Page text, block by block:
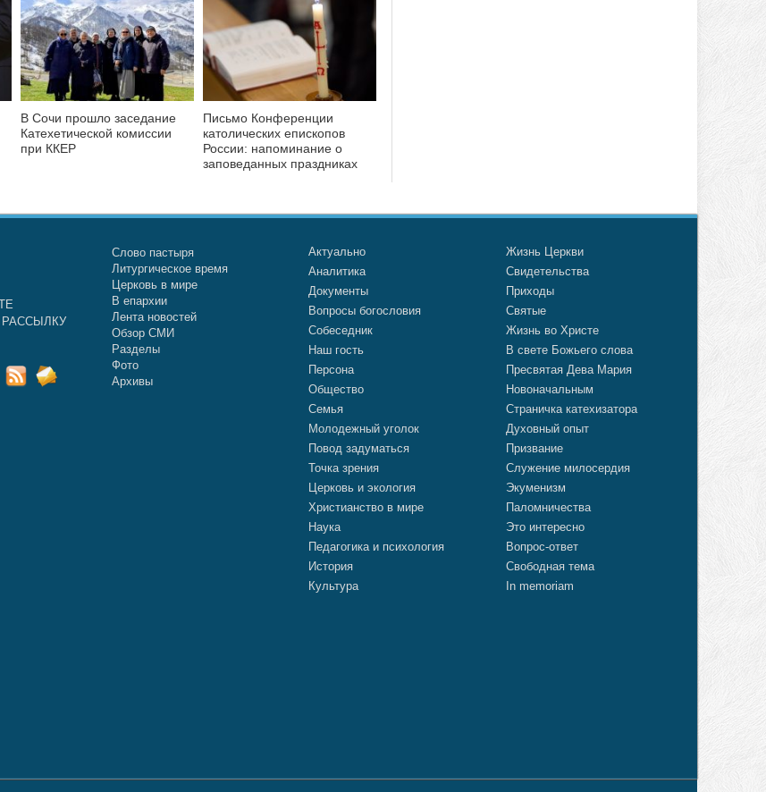
В Сочи прошло заседание
Катехетической комиссии
при ККЕР
Письмо Конференции
католических епископов
России: напоминание о
заповеданных праздниках
Слово пастыря
Литургическое время
Церковь в мире
В епархии
Лента новостей
Обзор СМИ
Разделы
Фото
Архивы
Актуально
Аналитика
Документы
Вопросы богословия
Собеседник
Наш гость
Персона
Общество
Семья
Молодежный уголок
Повод задуматься
Точка зрения
Церковь и экология
Христианство в мире
Наука
Педагогика и психология
История
Культура
Жизнь Церкви
Свидетельства
Приходы
Святые
Жизнь во Христе
В свете Божьего слова
Пресвятая Дева Мария
Новоначальным
Страничка катехизатора
Духовный опыт
Призвание
Служение милосердия
Экуменизм
Паломничества
Это интересно
Вопрос-ответ
Свободная тема
In memoriam